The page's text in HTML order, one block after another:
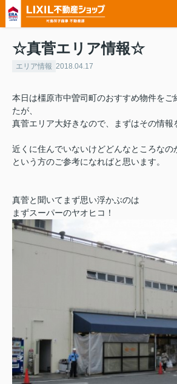
☆真菅エリア情報☆
エリア情報 2018.04.17
本日は橿原市中曽司町のおすすめ物件をご
たが、
真菅エリア大好きなので、まずはその情
近くに住んでいないけどどんなところなの
という方のご参考になればと思います。
真菅と聞いてまず思い浮かぶのは
まずスーパーのヤオヒコ！